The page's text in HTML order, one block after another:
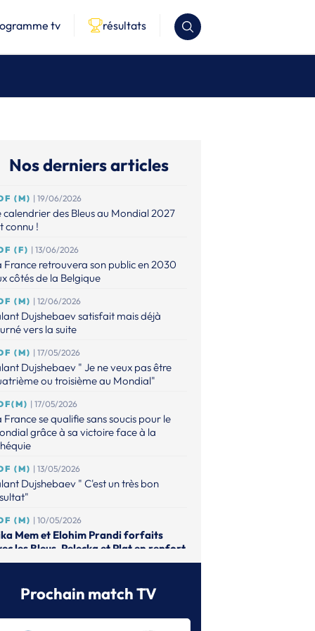
tv résultats
Nos derniers articles
(M) | 19/06/2026
calendrier des Bleus au Mondial 2027
connu !
(F) | 13/06/2026
France retrouvera son public en 2030
côtés de la Belgique
(M) | 12/06/2026
Dujshebaev satisfait mais déjà
vers la suite
(M) | 17/05/2026
Dujshebaev " Je ne veux pas être
ou troisième au Mondial"
| 17/05/2026
France se qualifie sans soucis pour le
grâce à sa victoire face à la
(M) | 13/05/2026
Dujshebaev " C'est un très bon
(M) | 10/05/2026
Mem et Elohim Prandi forfaits
les Bleus, Pelecka et Plat en renfort
Dushebaev dévoile sa liste pour les
décisifs vers le Mondial
Prochain match TV